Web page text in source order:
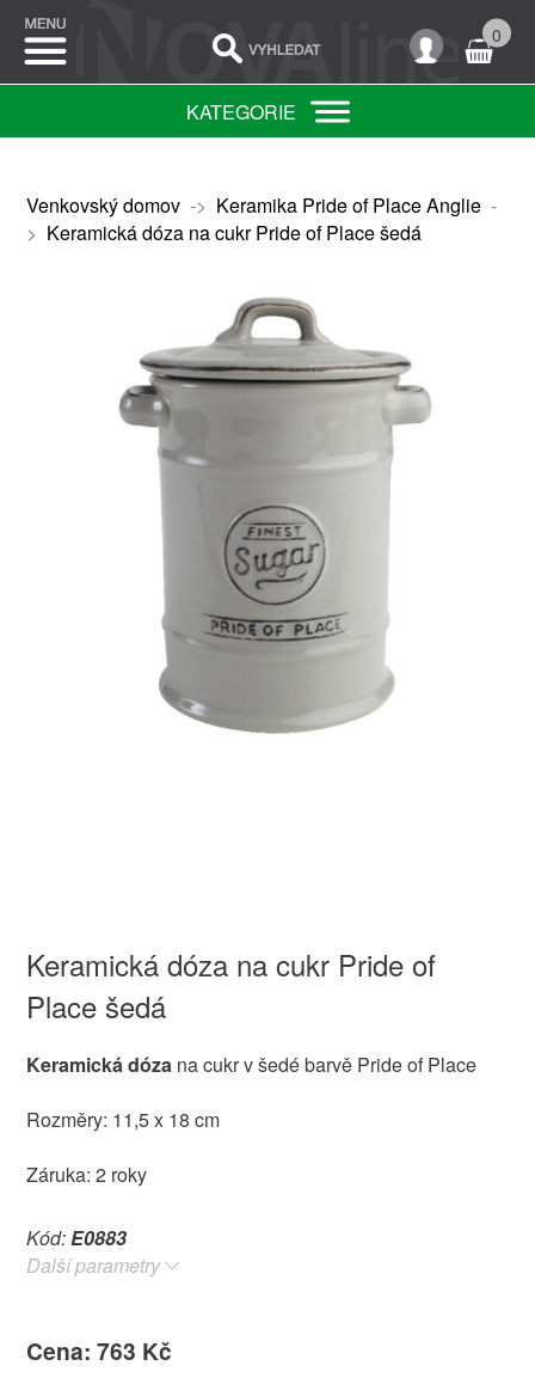
0
KATEGORIE
Venkovský domov-> Keramika Pride of Place Anglie-
> Keramická dóza na cukr Pride of Place šedá
Keramická dóza na cukr Pride of
Place šedá
Keramická dózana cukr v šedé barvě Pride of Place
Rozměry: 11,5 x 18 cm
Záruka: 2 roky
Kód:E0883
Další parametry
Cena: 763 Kč